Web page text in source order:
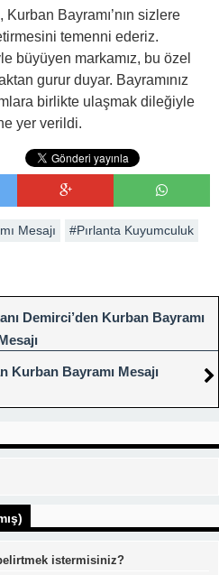
Bayramı’nın sizlere
temenni ederiz.
büyüyen markamız, bu özel
gurur duyar. Bayramınız
birlikte ulaşmak dileğiyle
yer verildi.
Mesajı
#Pırlanta Kuyumculuk
Demirci’den Kurban Bayramı
Kurban Bayramı Mesajı
istermisiniz?